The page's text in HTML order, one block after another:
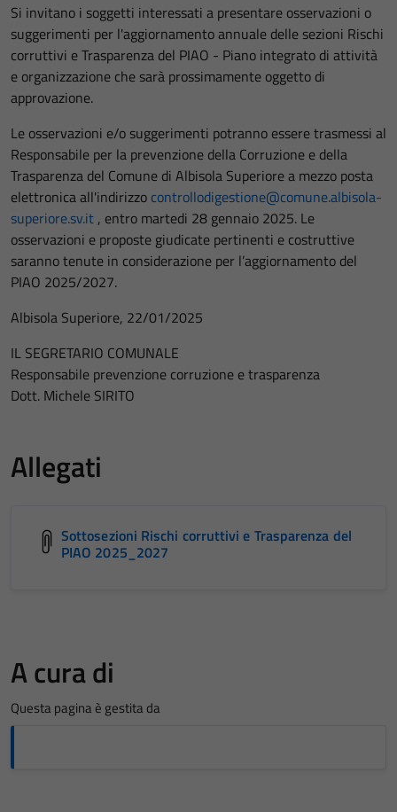
Si invitano i soggetti interessati a presentare osservazioni o
suggerimenti per l'aggiornamento annuale delle sezioni Rischi
corruttivi e Trasparenza del PIAO - Piano integrato di attività
e organizzazione che sarà prossimamente oggetto di
approvazione.
Le osservazioni e/o suggerimenti potranno essere trasmessi al
Responsabile per la prevenzione della Corruzione e della
Trasparenza del Comune di Albisola Superiore a mezzo posta
elettronica all'indirizzo controllodigestione@comune.albisola-
superiore.sv.it , entro martedi 28 gennaio 2025. Le
osservazioni e proposte giudicate pertinenti e costruttive
saranno tenute in considerazione per l’aggiornamento del
PIAO 2025/2027.
Albisola Superiore, 22/01/2025
IL SEGRETARIO COMUNALE
Responsabile prevenzione corruzione e trasparenza
Dott. Michele SIRITO
Allegati
Sottosezioni Rischi corruttivi e Trasparenza del
PIAO 2025_2027
A cura di
Questa pagina è gestita da